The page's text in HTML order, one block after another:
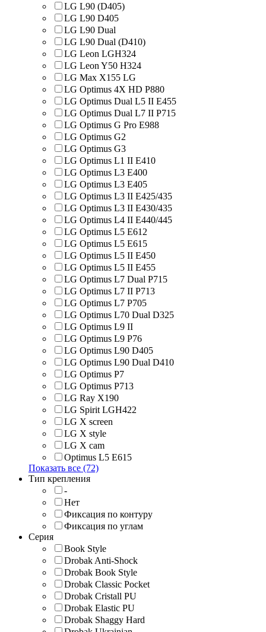
LG L90 (D405)
LG L90 D405
LG L90 Dual
LG L90 Dual (D410)
LG Leon LGH324
LG Leon Y50 H324
LG Max X155 LG
LG Optimus 4X HD P880
LG Optimus Dual L5 II E455
LG Optimus Dual L7 II P715
LG Optimus G Pro E988
LG Optimus G2
LG Optimus G3
LG Optimus L1 II E410
LG Optimus L3 E400
LG Optimus L3 E405
LG Optimus L3 II E425/435
LG Optimus L3 II E430/435
LG Optimus L4 II E440/445
LG Optimus L5 E612
LG Optimus L5 E615
LG Optimus L5 II E450
LG Optimus L5 II E455
LG Optimus L7 Dual P715
LG Optimus L7 II P713
LG Optimus L7 P705
LG Optimus L70 Dual D325
LG Optimus L9 II
LG Optimus L9 P76
LG Optimus L90 D405
LG Optimus L90 Dual D410
LG Optimus P7
LG Optimus P713
LG Ray X190
LG Spirit LGH422
LG X screen
LG X style
LG Х cam
Optimus L5 E615
Показать все (72)
Тип крепления
-
Нет
Фиксация по контуру
Фиксация по углам
Серия
Book Style
Drobak Anti-Shock
Drobak Book Style
Drobak Classic Pocket
Drobak Cristall PU
Drobak Elastic PU
Drobak Shaggy Hard